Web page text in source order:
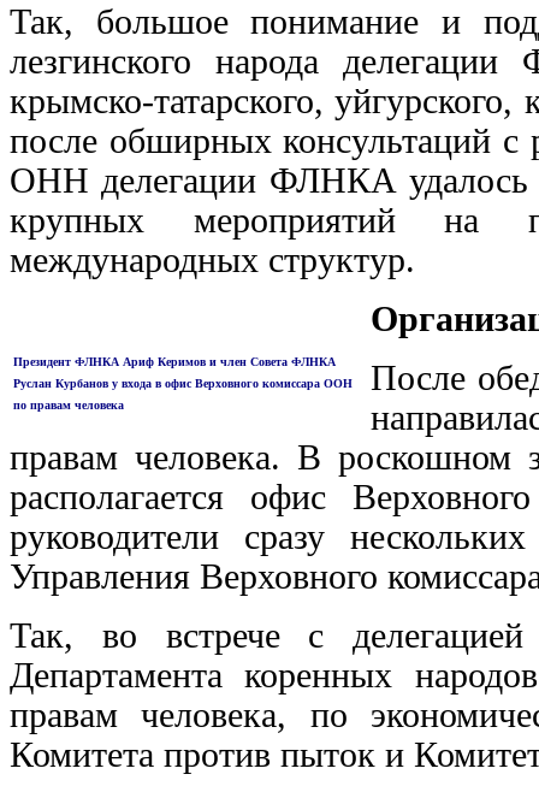
Так, большое понимание и
лезгинского народа
крымско-татарского,
после обширных консультаций с
ОНН делегации ФЛНКА удалось
крупных мероприятий на
международных структур.
Президент ФЛНКА Ариф Керимов и член Совета ФЛНКА
Руслан Курбанов у входа в офис Верховного комиссара ООН
по правам человека
После
правам человека. В роскошном
располагается офис
руководители сразу
Управления Верховного
Так, во встрече с
Департамента коренных
правам человека, по
Комитета против пыток и